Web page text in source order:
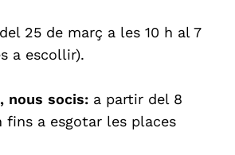
del 25 de març a les 10 h al 7
a escollir).
nous socis: a partir del 8
fins a esgotar les places